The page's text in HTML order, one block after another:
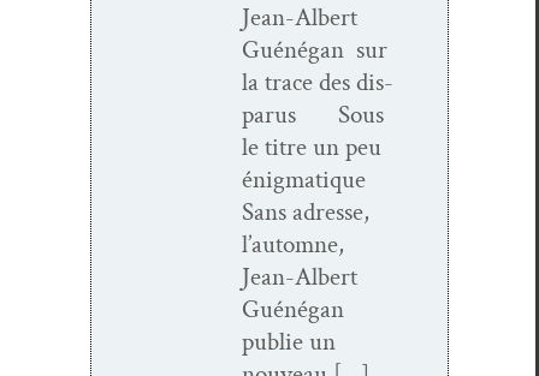
Jean-Albert
Guéné­gan sur
la trace des dis­
parus Sous
le titre un peu
énig­ma­tique
Sans adresse,
l’automne,
Jean-Albert
Guéné­gan
pub­lie un